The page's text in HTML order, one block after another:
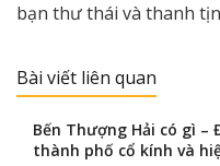
bạn thư thái và thanh
Bài viết liên quan
Bến Thượng Hải có gì
thành phố cổ kính và